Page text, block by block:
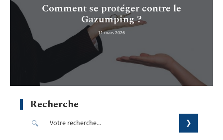
Comment se protéger contre le
Gazumping ?
11 mars 2026
Recherche